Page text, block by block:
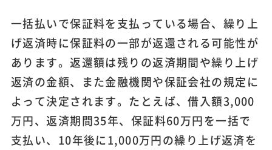
一括払いで保証料を支払っている場合、繰り上
げ返済時に保証料の一部が返還される可能性が
あります。返還額は残りの返済期間や繰り上げ
返済の金額、また金融機関や保証会社の規定に
よって決定されます。たとえば、借入額3,000
万円、返済期間35年、保証料60万円を一括で
支払い、10年後に1,000万円の繰り上げ返済を